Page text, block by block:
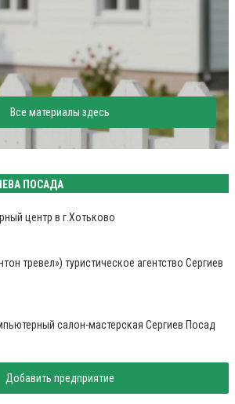
Все материалы здесь
ПОСАДА
центр в г.Хотьково
тревел») туристическое агентство Сергиев
салон-мастерская Сергиев Посад
Добавить предприятие